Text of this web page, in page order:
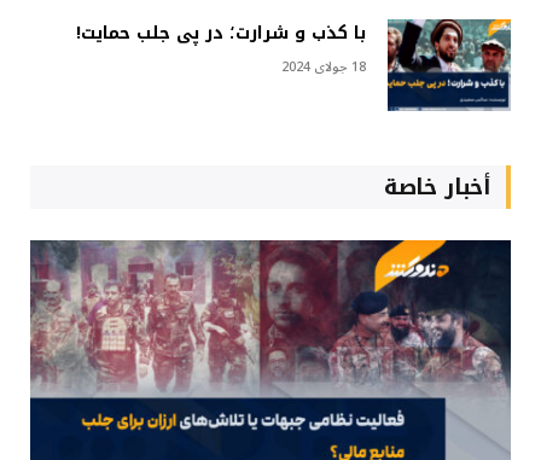
با کذب و شرارت؛ در پی جلب حمایت!
18 جولای 2024
أخبار خاصة